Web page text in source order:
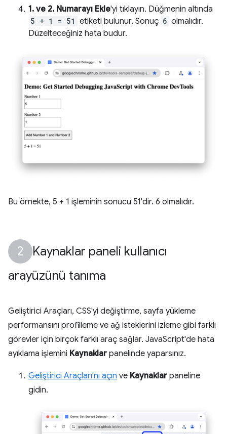
1. ve 2. Numarayı Ekle'yi tıklayın. Düğmenin altında
5 + 1 = 51 etiketi bulunur. Sonuç 6 olmalıdır.
Düzelteceğiniz hata budur.
Bu örnekte, 5 + 1 işleminin sonucu 51'dir. 6 olmalıdır.
Kaynaklar paneli kullanıcı
arayüzünü tanıma
Geliştirici Araçları, CSS'yi değiştirme, sayfa yükleme
performansını profilleme ve ağ isteklerini izleme gibi farklı
görevler için birçok farklı araç sağlar. JavaScript'de hata
ayıklama işlemini Kaynaklar panelinde yaparsınız.
Geliştirici Araçları'nı açın ve Kaynaklar paneline
gidin.